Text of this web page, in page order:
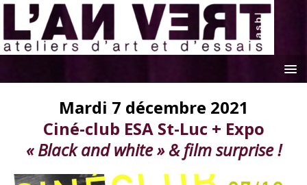
Mardi 7 décembre 2021
Ciné-club ESA St-Luc + Expo
« Black and white » & film surprise !